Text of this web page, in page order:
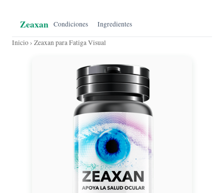
Zeaxan Condiciones Ingredientes
Inicio› Zeaxan para Fatiga Visual